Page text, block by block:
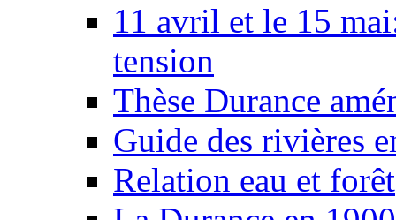
11 avril et le 15
tension
Thèse Durance
Guide des rivières
Relation eau et forêt